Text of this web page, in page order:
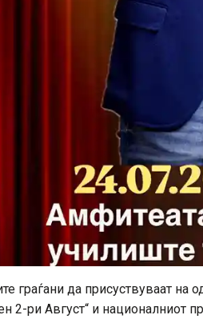
граѓани да присуствуваат
2-ри Август“ и националниот